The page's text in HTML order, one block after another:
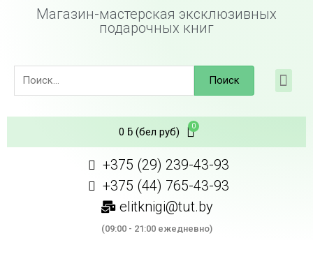
Магазин-мастерская эксклюзивных
подарочных книг
Поиск
0 ƃ(бел руб)
+375 (29) 239-43-93
+375 (44) 765-43-93
elitknigi@tut.by
(09:00 - 21:00 ежедневно)